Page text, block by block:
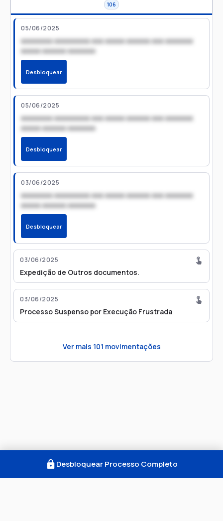
106
05/06/2025
xxxxxxxx xxxxxxxxx xxx xxxxx xxxxxx xxx xxxxxxx
xxxxx xxxxxx xxxxxxx
Desbloquear
05/06/2025
xxxxxxxx xxxxxxxxx xxx xxxxx xxxxxx xxx xxxxxxx
xxxxx xxxxxx xxxxxxx
Desbloquear
03/06/2025
xxxxxxxx xxxxxxxxx xxx xxxxx xxxxxx xxx xxxxxxx
xxxxx xxxxxx xxxxxxx
Desbloquear
03/06/2025
Expedição de Outros documentos.
03/06/2025
Processo Suspenso por Execução Frustrada
Ver mais 101 movimentações
Desbloquear Processo Completo